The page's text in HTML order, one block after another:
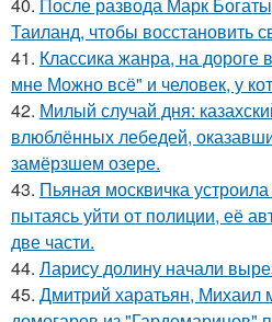
40. После развода Марк
Таиланд, чтобы восстановить
41. Классика жанра, на дороге
мне Можно всё" и человек, у
42. Милый случай дня:
влюблённых лебедей,
замёрзшем озере.
43. Пьяная москвичка
пытаясь уйти от полиции, её
две части.
44. Ларису долину начали
45. Дмитрий харатьян, Михаил